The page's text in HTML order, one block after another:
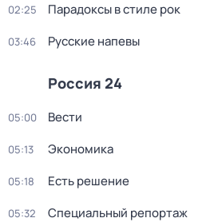
02:25 Парадоксы в стиле рок
03:46 Русские напевы
Россия 24
05:00 Вести
05:13 Экономика
05:18 Есть решение
05:32 Специальный репортаж